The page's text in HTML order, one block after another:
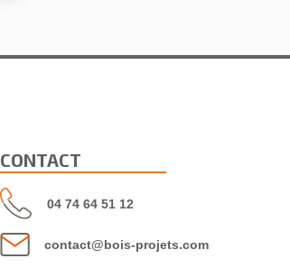
CONTACT
04 74 64 51 12
contact@bois-projets.com